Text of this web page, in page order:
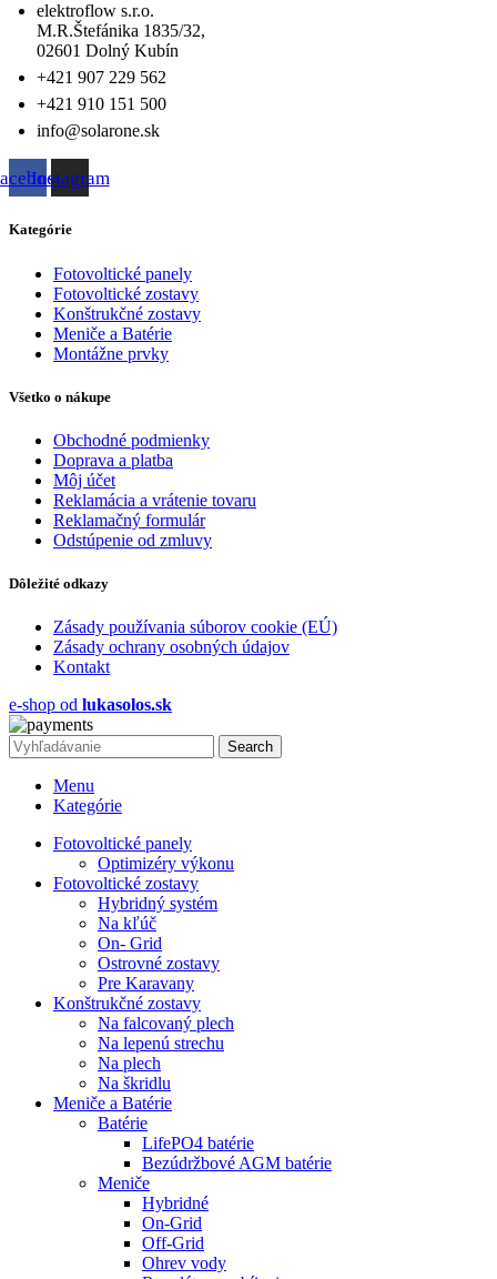
elektroflow s.r.o.
M.R.Štefánika 1835/32,
02601 Dolný Kubín
+421 907 229 562
+421 910 151 500
info@solarone.sk
Instagram
Kategórie
Fotovoltické panely
Fotovoltické zostavy
Konštrukčné zostavy
Meniče a Batérie
Montážne prvky
Všetko o nákupe
Obchodné podmienky
Doprava a platba
Môj účet
Reklamácia a vrátenie tovaru
Reklamačný formulár
Odstúpenie od zmluvy
Dôležité odkazy
Zásady používania súborov cookie (EÚ)
Zásady ochrany osobných údajov
Kontakt
e-shop od lukasolos.sk
Search
Menu
Kategórie
Fotovoltické panely
Optimizéry výkonu
Fotovoltické zostavy
Hybridný systém
Na kľúč
On- Grid
Ostrovné zostavy
Pre Karavany
Konštrukčné zostavy
Na falcovaný plech
Na lepenú strechu
Na plech
Na škridlu
Meniče a Batérie
Batérie
LifePO4 batérie
Bezúdržbové AGM batérie
Meniče
Hybridné
On-Grid
Off-Grid
Ohrev vody